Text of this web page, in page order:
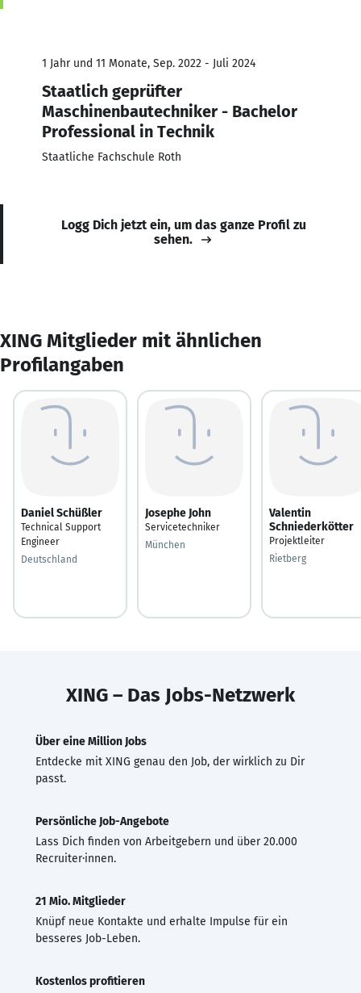
1 Jahr und 11 Monate, Sep. 2022 - Juli 2024
Staatlich geprüfter
Maschinenbautechniker - Bachelor
Professional in Technik
Staatliche Fachschule Roth
Logg Dich jetzt ein, um das ganze Profil zu
sehen.
XING Mitglieder mit ähnlichen
Profilangaben
Daniel Schüßler
Technical Support
Engineer
Deutschland
Josephe John
Servicetechniker
München
Valentin
Schniederkötter
Projektleiter
Rietberg
XING – Das Jobs-Netzwerk
Über eine Million Jobs
Entdecke mit XING genau den Job, der wirklich zu Dir
passt.
Persönliche Job-Angebote
Lass Dich finden von Arbeitgebern und über 20.000
Recruiter·innen.
21 Mio. Mitglieder
Knüpf neue Kontakte und erhalte Impulse für ein
besseres Job-Leben.
Kostenlos profitieren